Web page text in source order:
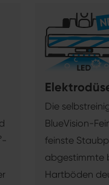
Die
BlueVision-
feinste
abgestimmte
Hartböden